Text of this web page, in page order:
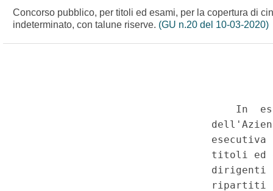
Concorso pubblico, per titoli ed esami, per la copertura di
indeterminato, con talune riserve. (GU n.20 del 10-03-2020)